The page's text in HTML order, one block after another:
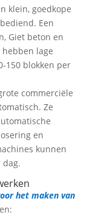
klein, goedkope
Een
Giet beton en
lage
150 blokken per
commerciële
Ze
en
kunnen
dag.
het maken van